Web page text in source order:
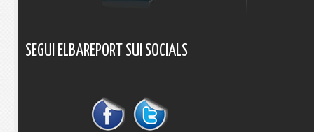
SEGUI ELBAREPORT SUI SOCIALS